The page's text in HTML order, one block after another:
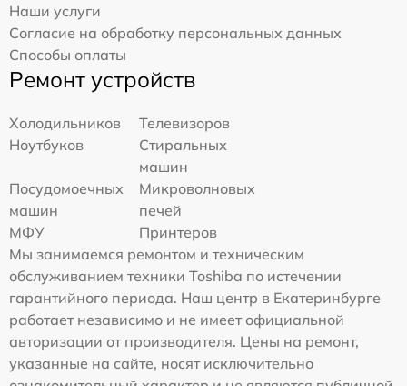
Наши услуги
Согласие на обработку персональных данных
Способы оплаты
Ремонт устройств
Холодильников
Телевизоров
Ноутбуков
Стиральных
машин
Посудомоечных
машин
Микроволновых
печей
МФУ
Принтеров
Мы занимаемся ремонтом и техническим
обслуживанием техники Toshiba по истечении
гарантийного периода. Наш центр в Екатеринбурге
работает независимо и не имеет официальной
авторизации от производителя. Цены на ремонт,
указанные на сайте, носят исключительно